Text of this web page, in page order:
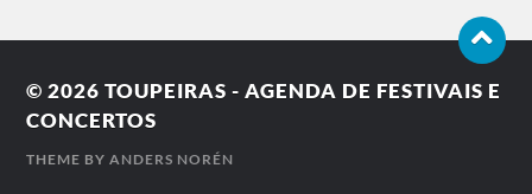
© 2026TOUPEIRAS - AGENDA DE FESTIVAIS E
CONCERTOS
THEME BYANDERS NORÉN